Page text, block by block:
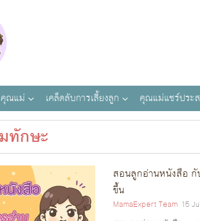
คุณแม่ เคล็ดลับการเลี้ยงลูก คุณแม่แชร์ประ
ทักษะ
สอนลูกอ่านหนังสือ กั
ขึ้น
MamaExpert Team 15